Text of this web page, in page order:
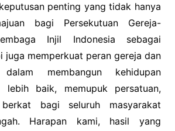
penting yang tidak hanya
bagi Persekutuan Gereja-
Injil Indonesia sebagai
juga memperkuat peran gereja dan
membangun kehidupan
lebih baik, memupuk persatuan,
bagi seluruh masyarakat
Harapan kami, hasil yang